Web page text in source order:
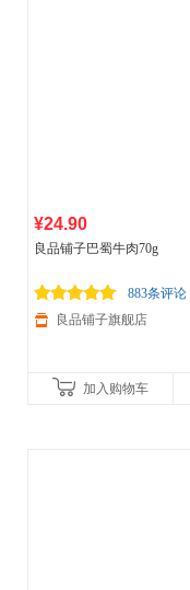
¥24.90
良品铺子巴蜀牛肉70g
883条评论
良品铺子旗舰店
加入购物车